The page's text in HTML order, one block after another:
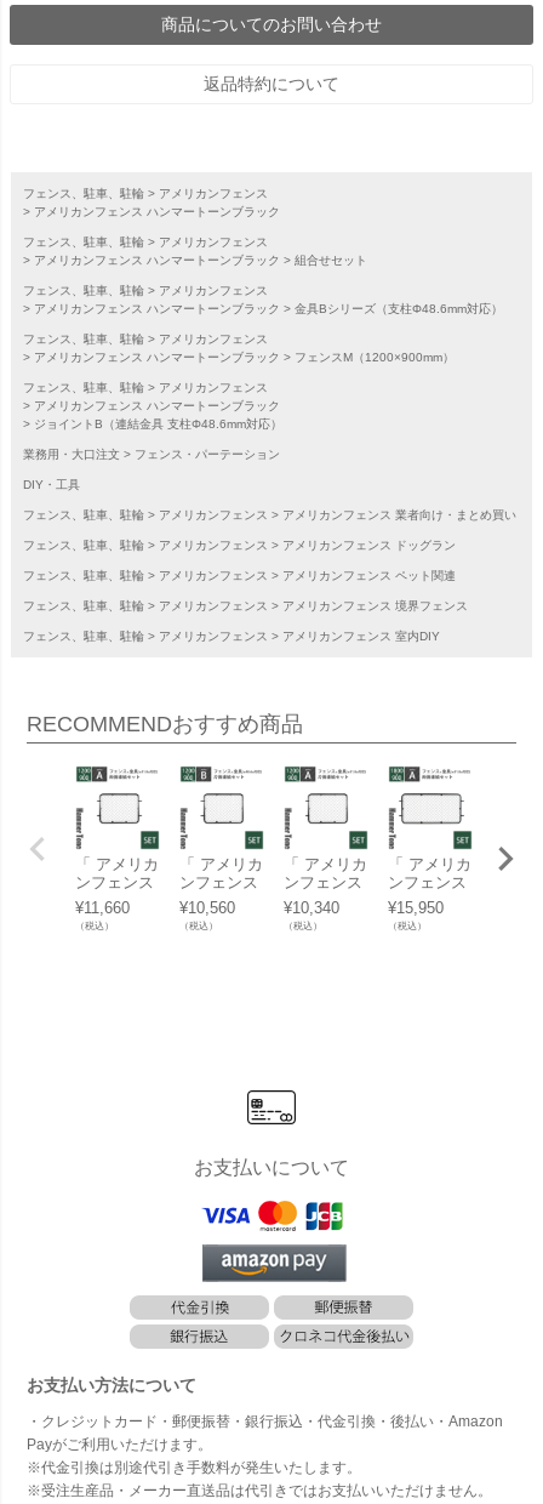
商品についてのお問い合わせ
返品特約について
フェンス、駐車、駐輪
アメリカンフェンス
アメリカンフェンス ハンマートーンブラック
フェンス、駐車、駐輪
アメリカンフェンス
アメリカンフェンス ハンマートーンブラック
組合せセット
フェンス、駐車、駐輪
アメリカンフェンス
アメリカンフェンス ハンマートーンブラック
金具Bシリーズ（支柱Φ48.6mm対応）
フェンス、駐車、駐輪
アメリカンフェンス
アメリカンフェンス ハンマートーンブラック
フェンスM（1200×900mm）
フェンス、駐車、駐輪
アメリカンフェンス
アメリカンフェンス ハンマートーンブラック
ジョイントB（連結金具 支柱Φ48.6mm対応）
業務用・大口注文 フェンス・パーテーション
DIY・工具
フェンス、駐車、駐輪 アメリカンフェンス アメリカンフェンス 業者向け・まとめ買い
フェンス、駐車、駐輪 アメリカンフェンス アメリカンフェンス ドッグラン
フェンス、駐車、駐輪 アメリカンフェンス アメリカンフェンス ペット関連
フェンス、駐車、駐輪 アメリカンフェンス アメリカンフェンス 境界フェンス
フェンス、駐車、駐輪 アメリカンフェンス アメリカンフェンス 室内DIY
RECOMMENDおすすめ商品
「 アメリカ
ンフェンス
M （ 1200×
900mm ）
両側連結セ
¥11,660
（税込）
「 アメリカ
ンフェンス
M （ 1200×
900mm ）
片側連結セ
¥10,560
（税込）
「 アメリカ
ンフェンス
M （ 1200×
900mm ）
片側連結セ
¥10,340
（税込）
「 アメリカ
ンフェンス
XL （ 1800
×900mm ）
両側連結セ
¥15,950
（税込）
「 ア
お支払いについて
お支払い方法について
・クレジットカード・郵便振替・銀行振込・代金引換・後払い・Amazon
Payがご利用いただけます。
※代金引換は別途代引き手数料が発生いたします。
※受注生産品・メーカー直送品は代引きではお支払いいただけません。